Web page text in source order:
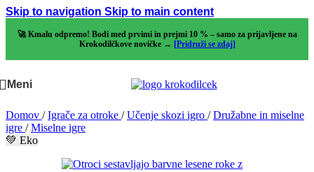
Skip to navigation Skip to main content
🚀 Kmalu odpremo! Bodi med prvimi in prejmi 10 % – samo za prijavljene na
Krokodilčkove novičke → [Pridruži se zdaj]
Meni
Domov / Igrače za otroke / Učenje skozi igro / Družabne in miselne
igre / Miselne igre
💚 Eko